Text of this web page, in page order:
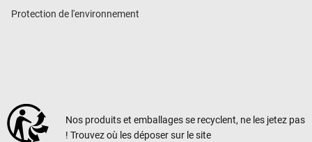
Protection de l'environnement
Nos produits et emballages se recyclent, ne les jetez pas
! Trouvez où les déposer sur le site